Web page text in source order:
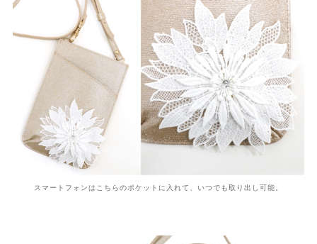
スマートフォンはこちらのポケットに入れて、いつでも取り出し可能。